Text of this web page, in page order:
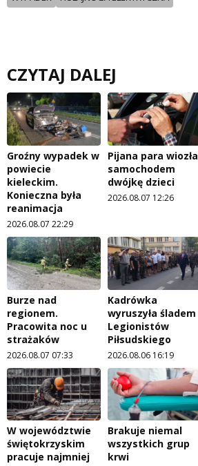
CZYTAJ DALEJ
Groźny wypadek w
powiecie
kieleckim.
Konieczna była
reanimacja
2026.08.07 22:29
Pijana para wiozła
samochodem
dwójkę dzieci
2026.08.07 12:26
Burze nad
regionem.
Pracowita noc u
strażaków
2026.08.07 07:33
Kadrówka
wyruszyła śladem
Legionistów
Piłsudskiego
2026.08.06 16:19
W województwie
świętokrzyskim
pracuje najmniej
Brakuje niemal
wszystkich grup
krwi